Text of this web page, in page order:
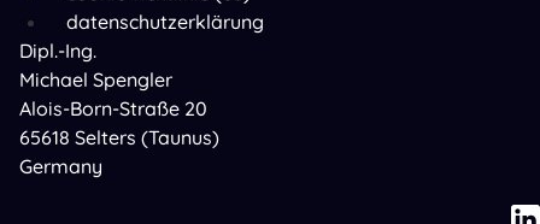
datenschutzerklärung
Dipl.-Ing.
Michael Spengler
Alois-Born-Straße 20
65618 Selters (Taunus)
Germany